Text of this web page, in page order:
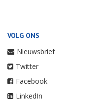
VOLG ONS
Nieuwsbrief
Twitter
Facebook
LinkedIn